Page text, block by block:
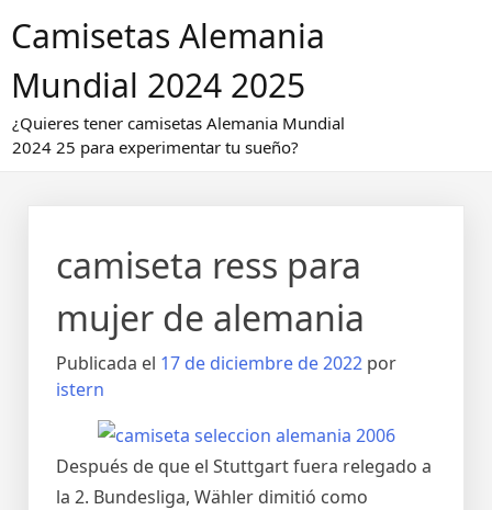
alCamisetas Alemania
Mundial 2024 2025
¿Quieres tener camisetas Alemania Mundial
2024 25 para experimentar tu sueño?
camiseta ress para
mujer de alemania
Publicada el 17 de diciembre de 2022 por
istern
Después de que el Stuttgart fuera relegado a
la 2. Bundesliga, Wähler dimitió como